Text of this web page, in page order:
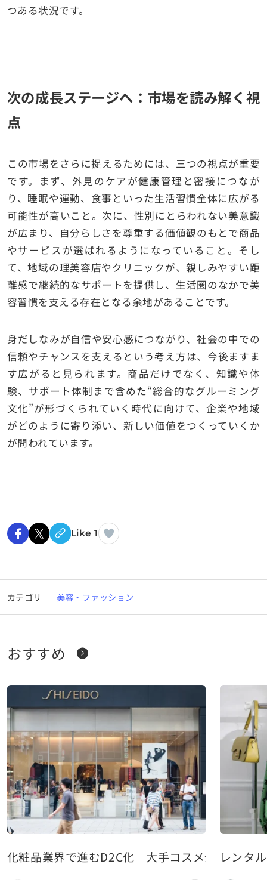
つある状況です。
次の成長ステージへ：市場を読み解く視
点
この市場をさらに捉えるためには、三つの視点が重要
です。まず、外見のケアが健康管理と密接につなが
り、睡眠や運動、食事といった生活習慣全体に広がる
可能性が高いこと。次に、性別にとらわれない美意識
が広まり、自分らしさを尊重する価値観のもとで商品
やサービスが選ばれるようになっていること。そし
て、地域の理美容店やクリニックが、親しみやすい距
離感で継続的なサポートを提供し、生活圏のなかで美
容習慣を支える存在となる余地があることです。
身だしなみが自信や安心感につながり、社会の中での
信頼やチャンスを支えるという考え方は、今後ますま
す広がると見られます。商品だけでなく、知識や体
験、サポート体制まで含めた“総合的なグルーミング
文化”が形づくられていく時代に向けて、企業や地域
がどのように寄り添い、新しい価値をつくっていくか
が問われています。
Like 1
カテゴリ 美容・ファッション
おすすめ
化粧品業界で進むD2C化 大手コスメ企業が顧客
レンタ